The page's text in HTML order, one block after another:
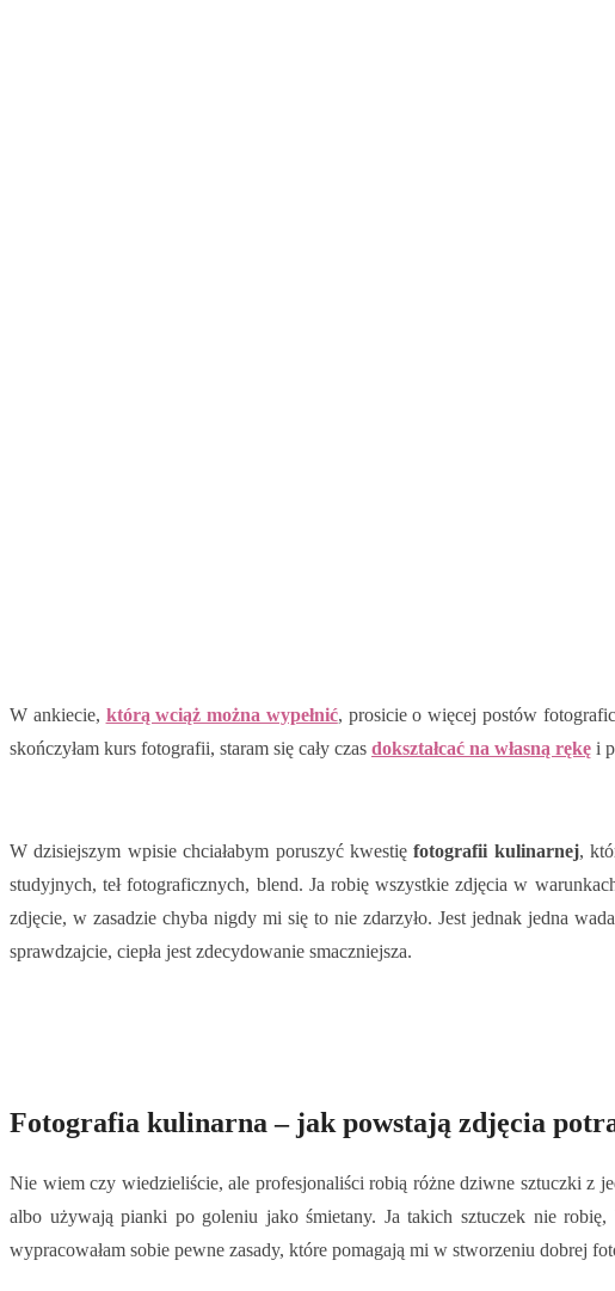
W ankiecie, którą wciąż można wypełnić, prosicie o więcej postów
skończyłam kurs fotografii, staram się cały czas dokształcać na własną rękę i
W dzisiejszym wpisie chciałabym poruszyć kwestięfotografii kulinarnej,
studyjnych, teł fotograficznych, blend. Ja robię wszystkie zdjęcia w
zdjęcie, w zasadzie chyba nigdy mi się to nie zdarzyło. Jest jednak jedna
sprawdzajcie, ciepła jest zdecydowanie smaczniejsza.
Fotografia kulinarna – jak powstają zdjęcia
Nie wiem czy wiedzieliście, ale profesjonaliści robią różne dziwne sztuczki z
albo używają pianki po goleniu jako śmietany. Ja takich sztuczek nie
wypracowałam sobie pewne zasady, które pomagają mi w stworzeniu dobrej